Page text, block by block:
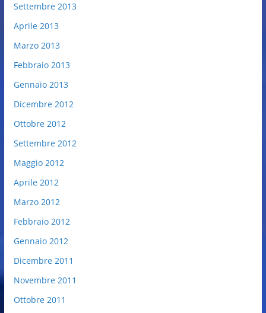
Settembre 2013
Aprile 2013
Marzo 2013
Febbraio 2013
Gennaio 2013
Dicembre 2012
Ottobre 2012
Settembre 2012
Maggio 2012
Aprile 2012
Marzo 2012
Febbraio 2012
Gennaio 2012
Dicembre 2011
Novembre 2011
Ottobre 2011